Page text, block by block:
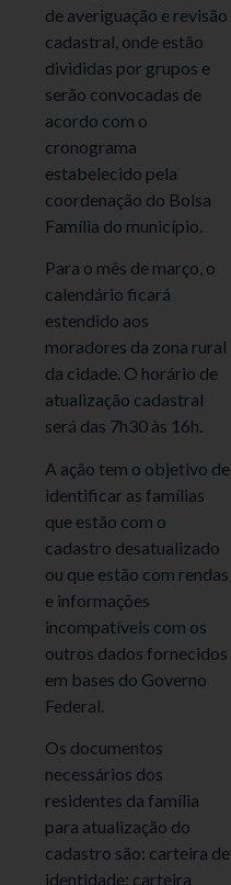
de averiguação e revisão
cadastral, onde estão
divididas por grupos e
serão convocadas de
acordo com o
cronograma
estabelecido pela
coordenação do Bolsa
Família do município.
Para o mês de março, o
calendário ficará
estendido aos
moradores da zona rural
da cidade. O horário de
atualização cadastral
será das 7h30 às 16h.
A ação tem o objetivo de
identificar as famílias
que estão com o
cadastro desatualizado
ou que estão com rendas
e informações
incompatíveis com os
outros dados fornecidos
em bases do Governo
Federal.
Os documentos
necessários dos
residentes da família
para atualização do
cadastro são: carteira de
identidade; carteira